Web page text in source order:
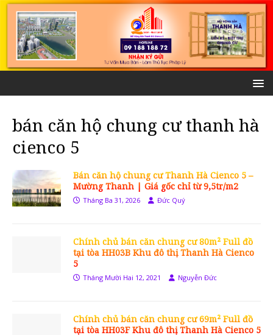
bán căn hộ chung cư thanh hà
cienco 5
Bán căn hộ chung cư Thanh Hà Cienco 5 –
Mường Thanh | Giá gốc chỉ từ 9,5tr/m2
Tháng Ba 31, 2026 Đức Quý
Chính chủ bán căn chung cư 80m² Full đồ
tại tòa HH03B Khu đô thị Thanh Hà Cienco
5
Tháng Mười Hai 12, 2021 Nguyễn Đức
Chính chủ bán căn chung cư 69m² Full đồ
tại tòa HH03F Khu đô thị Thanh Hà Cienco 5